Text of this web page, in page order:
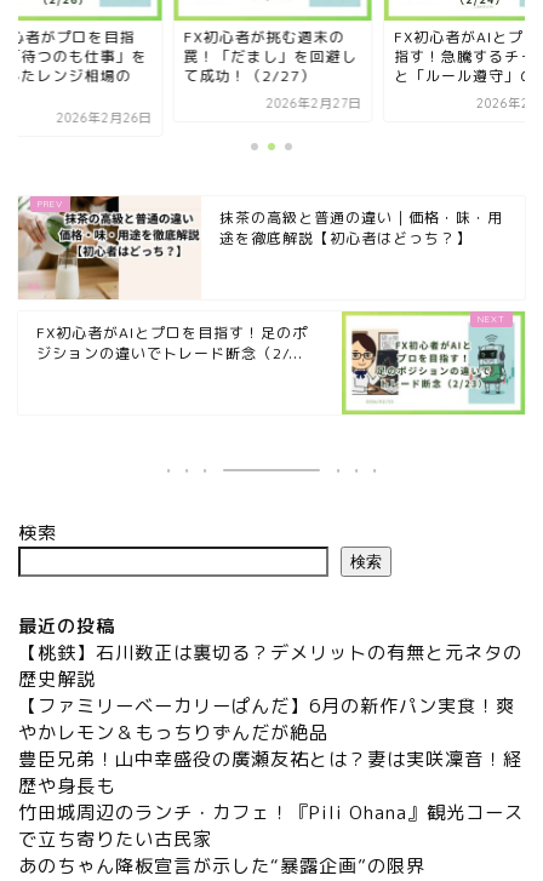
心者がプロを目指
「待つのも仕事」を
したレンジ相場の
2026年2月26日
FX初心者が挑む週末の
罠！「だまし」を回避し
て成功！（2/27）
2026年2月27日
FX初心者がAIとプロ
指す！急騰するチャ
と「ルール遵守」の
2026年2
抹茶の高級と普通の違い｜価格・味・用
途を徹底解説【初心者はどっち？】
FX初心者がAIとプロを目指す！足のポ
ジションの違いでトレード断念（2/...
検索
検索
最近の投稿
【桃鉄】石川数正は裏切る？デメリットの有無と元ネタの
歴史解説
【ファミリーベーカリーぱんだ】6月の新作パン実食！爽
やかレモン＆もっちりずんだが絶品
豊臣兄弟！山中幸盛役の廣瀬友祐とは？妻は実咲凜音！経
歴や身長も
竹田城周辺のランチ・カフェ！『Pili Ohana』観光コース
で立ち寄りたい古民家
あのちゃん降板宣言が示した“暴露企画”の限界